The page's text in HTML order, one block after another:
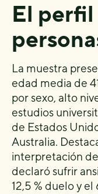
El perfil
La muestra
edad media de
por sexo, alto
estudios
de Estados
Australia.
interpretación
declaró sufrir
12,5 % duelo y el